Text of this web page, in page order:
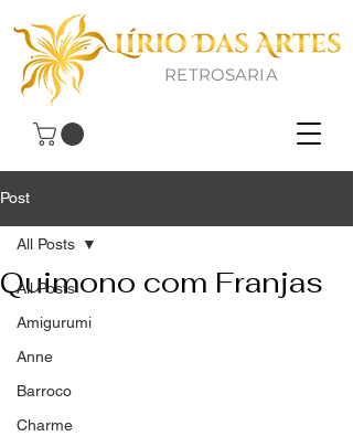
RETROSARIA
Post
All Posts
Amigurumi
Anne
Barroco
Charme
All Posts
Quimono com Franjas